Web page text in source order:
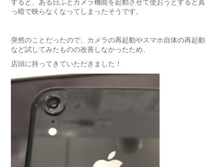
すると、ある日ふとカメラ機能を起動させて使おうとすると真
っ暗で映らなくなってしまったそうです。
突然のことだったので、カメラの再起動やスマホ自体の再起動
など試してみたものの改善しなかったため、
店頭に持ってきていただきました！